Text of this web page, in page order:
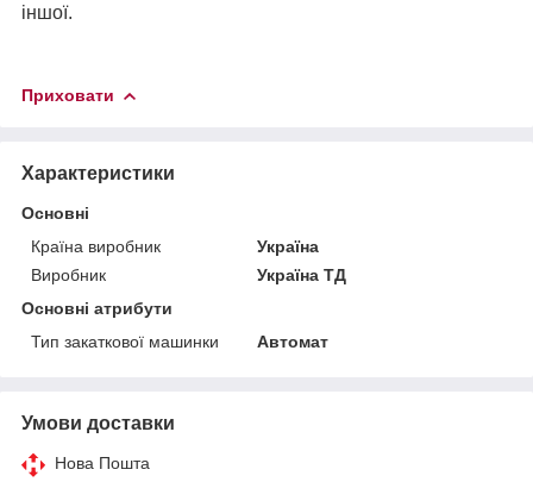
іншої.
Приховати
Характеристики
Основні
Країна виробник
Україна
Виробник
Україна ТД
Основні атрибути
Тип закаткової машинки
Автомат
Умови доставки
Нова Пошта